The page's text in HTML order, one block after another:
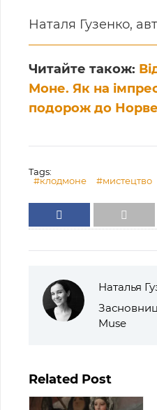
Наталя Гузенко,
Читайте також:
Моне. Як на
подорож до
Tags:
#клодмоне
#мистецтво
Наталья
Muse
Related Post